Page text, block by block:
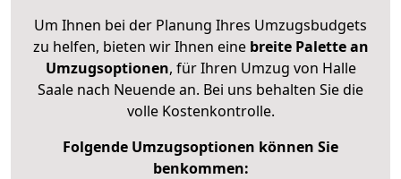
Um Ihnen bei der Planung Ihres Umzugsbudgets
zu helfen, bieten wir Ihnen eine breite Palette an
Umzugsoptionen, für Ihren Umzug von Halle
Saale nach Neuende an. Bei uns behalten Sie die
volle Kostenkontrolle.
Folgende Umzugsoptionen können Sie
benkommen: